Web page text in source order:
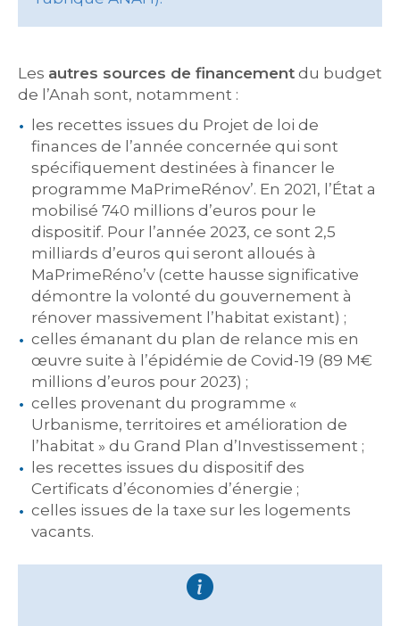
Les autres sources de financement du budget
de l’Anah sont, notamment :
les recettes issues du Projet de loi de
finances de l’année concernée qui sont
spécifiquement destinées à financer le
programme MaPrimeRénov’. En 2021, l’État a
mobilisé 740 millions d’euros pour le
dispositif. Pour l’année 2023, ce sont 2,5
milliards d’euros qui seront alloués à
MaPrimeRéno’v (cette hausse significative
démontre la volonté du gouvernement à
rénover massivement l’habitat existant) ;
celles émanant du plan de relance mis en
œuvre suite à l’épidémie de Covid-19 (89 M€
millions d’euros pour 2023) ;
celles provenant du programme «
Urbanisme, territoires et amélioration de
l’habitat » du Grand Plan d’Investissement ;
les recettes issues du dispositif des
Certificats d’économies d’énergie ;
celles issues de la taxe sur les logements
vacants.